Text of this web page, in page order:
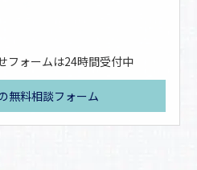
フォームは24時間受付中
無料相談フォーム